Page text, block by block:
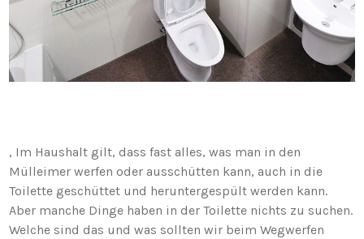
, Im Haushalt gilt, dass fast alles, was man in den
Mülleimer werfen oder ausschütten kann, auch in die
Toilette geschüttet und heruntergespült werden kann.
Aber manche Dinge haben in der Toilette nichts zu suchen.
Welche sind das und was sollten wir beim Wegwerfen